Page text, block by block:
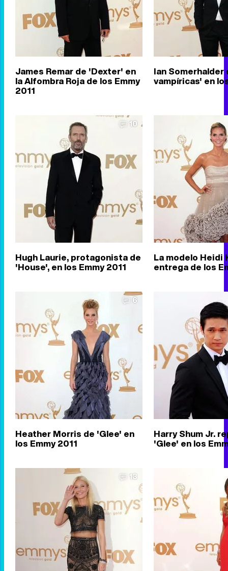
James Remar de 'Dexter' en
la Alfombra Roja de los Emmy
2011
Ian
vampíricas' en
10
Hugh Laurie, protagonista de
'House', en los Emmy 2011
La modelo Heidi
entrega de los
6
Heather Morris de 'Glee' en
los Emmy 2011
Harry Shum Jr.
'Glee' en los
13